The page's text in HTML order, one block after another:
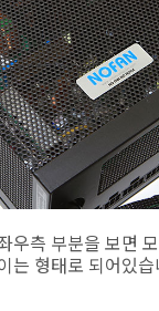
우측 부분을 보면
는 형태로 되어있